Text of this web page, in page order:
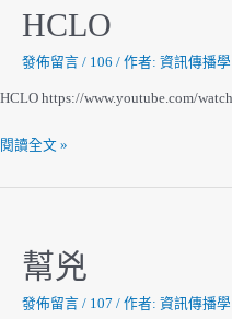
HCLO
發佈留言 / 106 / 作者: 資訊傳播
HCLO https://www.youtube.com/
HCLO
閱讀全文 »
幫兇
發佈留言 / 107 / 作者: 資訊傳播